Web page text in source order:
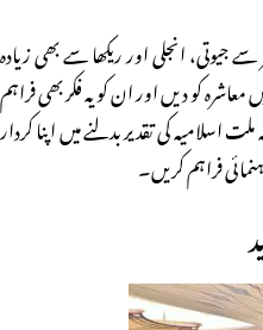
انجلی اور ریکھا سے بھی زیادہ
معاشرہ کو دیں اور ان کو یہ فکر بھی فراہم
اسلامیہ کی تقدیر بدلنے میں اپنا کردار
فراہم کریں۔